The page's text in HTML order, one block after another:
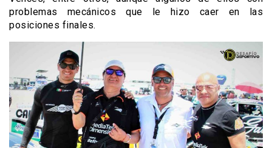
problemas mecánicos que le hizo caer en las
posiciones finales.